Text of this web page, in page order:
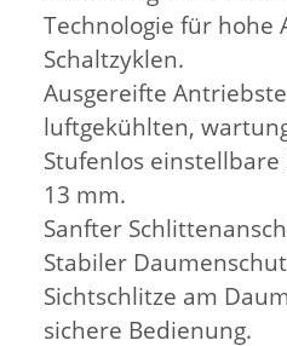
Technologie für hohe
Schaltzyklen.
Ausgereifte
luftgekühlten,
Stufenlos einstellbare
13 mm.
Sanfter
Stabiler
Sichtschlitze am
sichere Bedienung.